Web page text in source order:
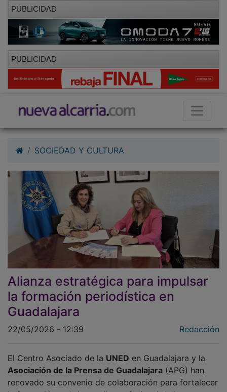
PUBLICIDAD
PUBLICIDAD
Alianza estratégica para impulsar
la formación periodística en
Guadalajara
Asociación de la Prensa de Guadalajara(APG) han
renovado su convenio de colaboración para fortalecer
la formación y el desarrollo profesional de los